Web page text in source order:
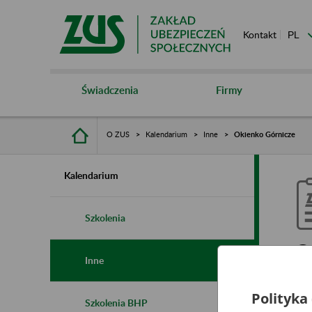
Kontakt
Świadczenia Firmy
O ZUS Kalendarium Inne Okienko Górnicze
Kalendarium
Szkolenia
Inne
Szkolenia BHP Polityka